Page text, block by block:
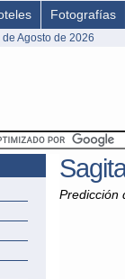
Fotografías
de Agosto de 2026
Predicción